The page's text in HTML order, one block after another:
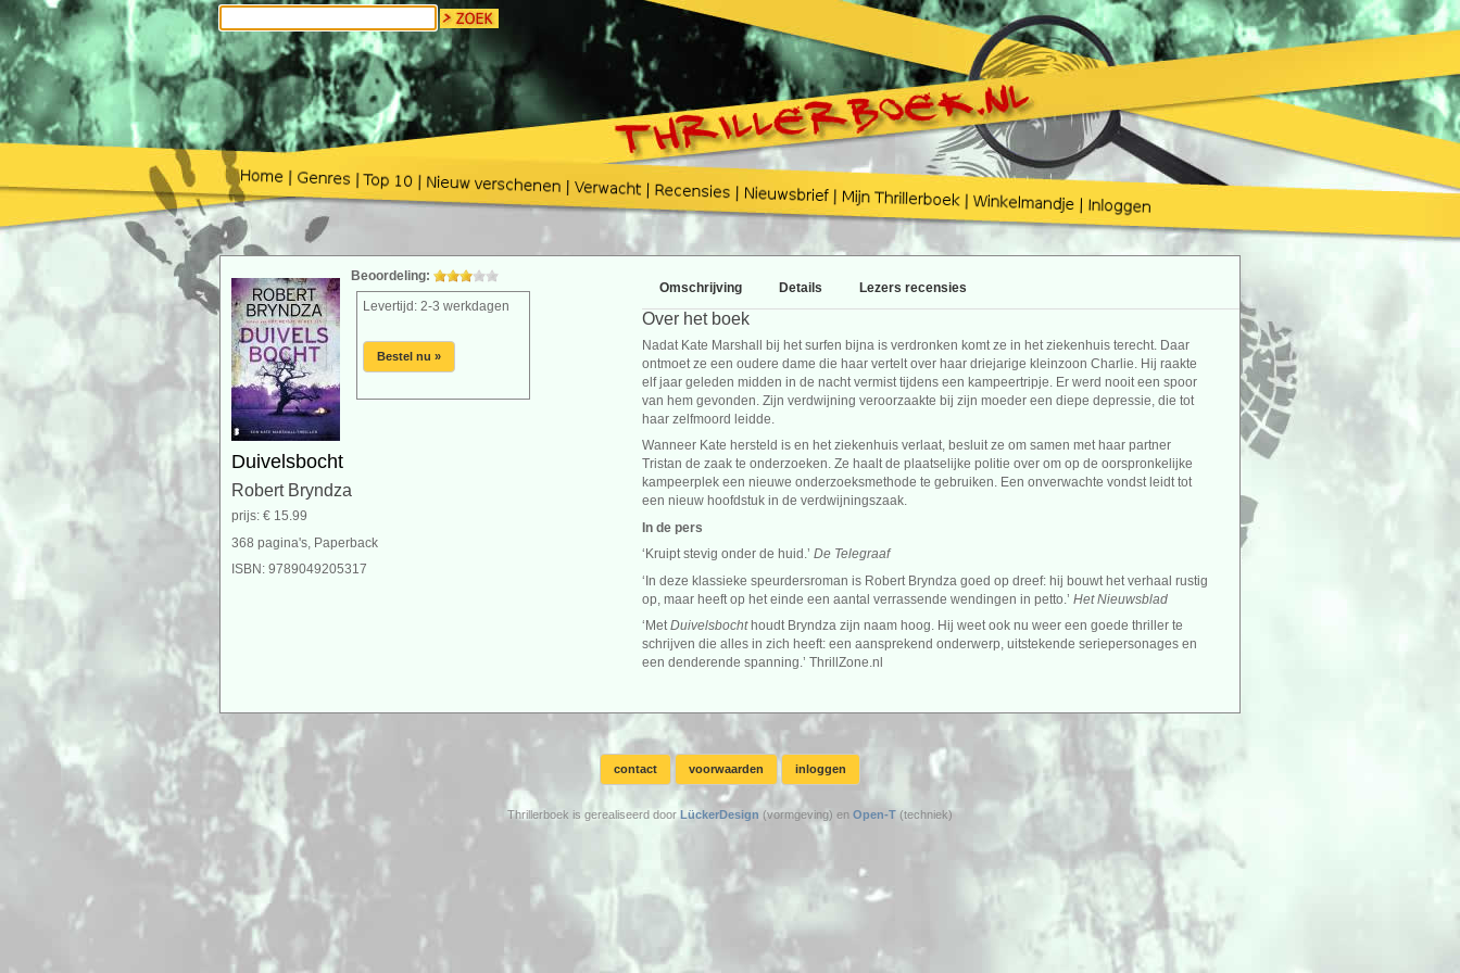
Beoordeling:
Levertijd: 2-3 werkdagen
Bestel nu »
Duivelsbocht
Robert Bryndza
prijs: € 15.99
368 pagina's, Paperback
ISBN: 9789049205317
Omschrijving Details Lezers recensies
Over het boek
Nadat Kate Marshall bij het surfen bijna is verdronken komt ze in het ziekenhuis terecht. Daar
ontmoet ze een oudere dame die haar vertelt over haar driejarige kleinzoon Charlie. Hij raakte
elf jaar geleden midden in de nacht vermist tijdens een kampeertripje. Er werd nooit een spoor
van hem gevonden. Zijn verdwijning veroorzaakte bij zijn moeder een diepe depressie, die tot
haar zelfmoord leidde.
Wanneer Kate hersteld is en het ziekenhuis verlaat, besluit ze om samen met haar partner
Tristan de zaak te onderzoeken. Ze haalt de plaatselijke politie over om op de oorspronkelijke
kampeerplek een nieuwe onderzoeksmethode te gebruiken. Een onverwachte vondst leidt tot
een nieuw hoofdstuk in de verdwijningszaak.
In de pers
‘Kruipt stevig onder de huid.’ De Telegraaf
‘In deze klassieke speurdersroman is Robert Bryndza goed op dreef: hij bouwt het verhaal rustig
op, maar heeft op het einde een aantal verrassende wendingen in petto.’ Het Nieuwsblad
‘MetDuivelsbochthoudt Bryndza zijn naam hoog. Hij weet ook nu weer een goede thriller te
schrijven die alles in zich heeft: een aansprekend onderwerp, uitstekende seriepersonages en
een denderende spanning.’ ThrillZone.nl
contact voorwaarden inloggen
Thrillerboek is gerealiseerd door LückerDesign (vormgeving) en Open-T (techniek)